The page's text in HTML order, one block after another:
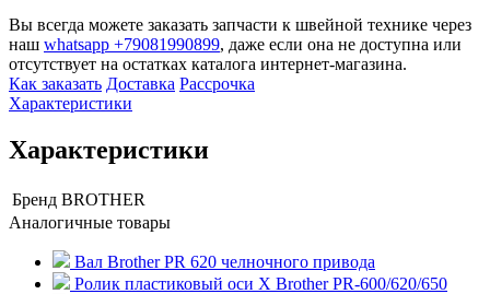
Вы всегда можете заказать запчасти к швейной технике через
наш whatsapp +79081990899, даже если она не доступна или
отсутствует на остатках каталога интернет-магазина.
Как заказать Доставка Рассрочка
Характеристики
Характеристики
Бренд BROTHER
Аналогичные товары
Вал Brother PR 620 челночного привода
Ролик пластиковый оси X Brother PR-600/620/650